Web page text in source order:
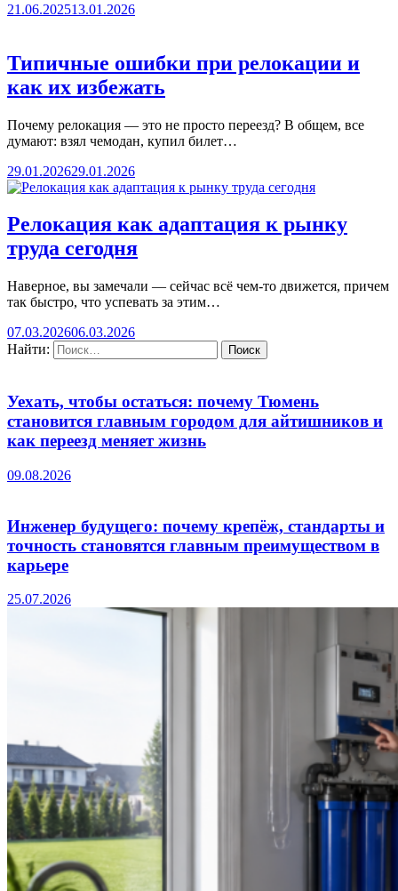
21.06.202513.01.2026
Типичные ошибки при релокации и
как их избежать
Почему релокация — это не просто переезд? В общем, все
думают: взял чемодан, купил билет…
29.01.202629.01.2026
Релокация как адаптация к рынку
труда сегодня
Наверное, вы замечали — сейчас всё чем-то движется, причем
так быстро, что успевать за этим…
07.03.202606.03.2026
Найти:
Уехать, чтобы остаться: почему Тюмень
становится главным городом для айтишников и
как переезд меняет жизнь
09.08.2026
Инженер будущего: почему крепёж, стандарты и
точность становятся главным преимуществом в
карьере
25.07.2026